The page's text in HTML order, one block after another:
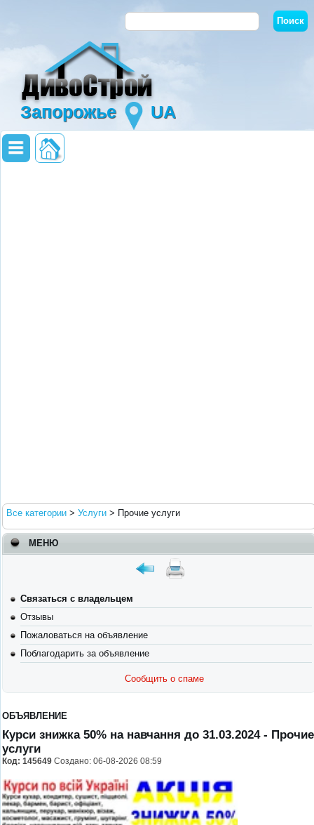
Запорожье UA
Все категории > Услуги > Прочие услуги
МЕНЮ
Связаться с владельцем
Отзывы
Пожаловаться на объявление
Поблагодарить за объявление
Сообщить о спаме
ОБЪЯВЛЕНИЕ
Курси знижка 50% на навчання до 31.03.2024- Прочие
услуги
Код: 145649 Создано: 06-08-2026 08:59